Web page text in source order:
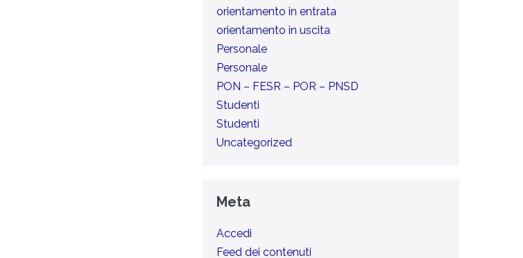
orientamento in entrata
orientamento in uscita
Personale
Personale
PON – FESR – POR – PNSD
Studenti
Studenti
Uncategorized
Meta
Accedi
Feed dei contenuti